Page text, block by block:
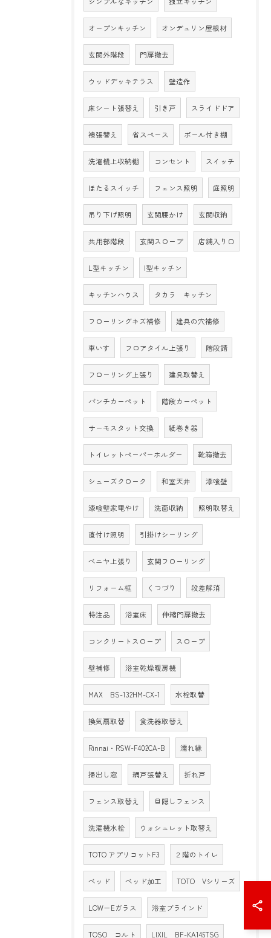
オープンキッチン オンデュリン屋根材
玄関外階段 門扉撤去
ウッドデッキテラス 壁造作
床シート張替え 引き戸 スライドドア
襖張替え 省スペース ポール付き棚
洗濯機上収納棚 コンセント スイッチ
ほたるスイッチ フェンス照明 庭照明
吊り下げ照明 玄関腰かけ 玄関収納
共用部階段 玄関スロープ 店舗入り口
L型キッチン I型キッチン
キッチンハウス タカラ キッチン
フローリングキズ補修 建具の穴補修
車いす フロアタイル上張り 階段錆
フローリング上張り 建具取替え
パンチカーペット 階段カーペット
サーモスタット交換 紙巻き器
トイレットペーパーホルダー 靴箱撤去
シューズクローク 和室天井 漆喰壁
漆喰壁家電やけ 洗面収納 照明取替え
直付け照明 引掛けシーリング
ベニヤ上張り 玄関フローリング
リフォーム框 くつづり 段差解消
特注品 浴室床 伸縮門扉撤去
コンクリートスロープ スロープ
壁補修 浴室乾燥暖房機
MAX BS-132HM-CX-1 水栓取替
換気扇取替 食洗器取替え
Rinnai・RSW-F402CA-B 濡れ縁
掃出し窓 網戸張替え 折れ戸
フェンス取替え 目隠しフェンス
洗濯機水栓 ウォシュレット取替え
TOTO アプリコットF3 ２階のトイレ
ベッド ベッド加工 TOTO Vシリーズ
LOW－Eガラス 浴室ブラインド
TOSO コルト LIXIL BF-KA145TSG